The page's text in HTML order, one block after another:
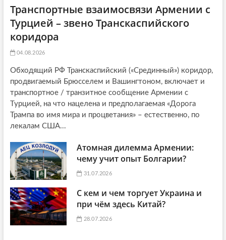
Транспортные взаимосвязи Армении с
Турцией – звено Транскаспийского
коридора
04.08.2026
Обходящий РФ Транскаспийский («Срединный») коридор,
продвигаемый Брюсселем и Вашингтоном, включает и
транспортное / транзитное сообщение Армении с
Турцией, на что нацелена и предполагаемая «Дорога
Трампа во имя мира и процветания» – естественно, по
лекалам США...
Атомная дилемма Армении:
чему учит опыт Болгарии?
31.07.2026
С кем и чем торгует Украина и
при чём здесь Китай?
28.07.2026